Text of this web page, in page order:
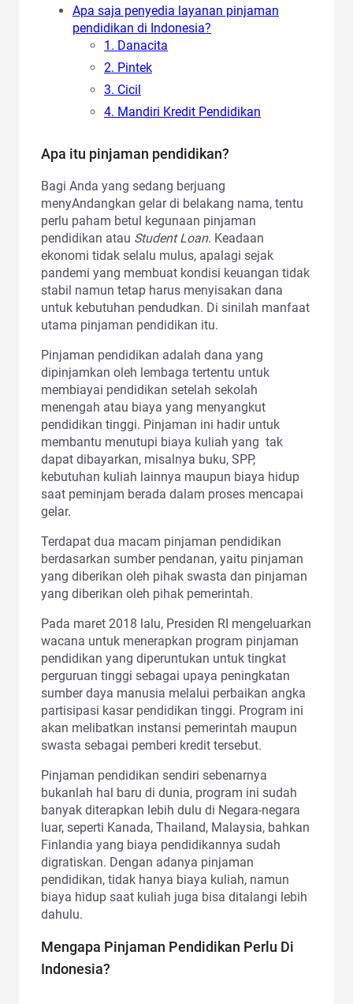
Apa saja penyedia layanan pinjaman
pendidikan di Indonesia?
1. Danacita
2. Pintek
3. Cicil
4. Mandiri Kredit Pendidikan
Apa itu pinjaman pendidikan?
Bagi Anda yang sedang berjuang
menyAndangkan gelar di belakang nama, tentu
perlu paham betul kegunaan pinjaman
pendidikan atau Student Loan. Keadaan
ekonomi tidak selalu mulus, apalagi sejak
pandemi yang membuat kondisi keuangan tidak
stabil namun tetap harus menyisakan dana
untuk kebutuhan pendudkan. Di sinilah manfaat
utama pinjaman pendidikan itu.
Pinjaman pendidikan adalah dana yang
dipinjamkan oleh lembaga tertentu untuk
membiayai pendidikan setelah sekolah
menengah atau biaya yang menyangkut
pendidikan tinggi. Pinjaman ini hadir untuk
membantu menutupi biaya kuliah yang tak
dapat dibayarkan, misalnya buku, SPP,
kebutuhan kuliah lainnya maupun biaya hidup
saat peminjam berada dalam proses mencapai
gelar.
Terdapat dua macam pinjaman pendidikan
berdasarkan sumber pendanan, yaitu pinjaman
yang diberikan oleh pihak swasta dan pinjaman
yang diberikan oleh pihak pemerintah.
Pada maret 2018 lalu, Presiden RI mengeluarkan
wacana untuk menerapkan program pinjaman
pendidikan yang diperuntukan untuk tingkat
perguruan tinggi sebagai upaya peningkatan
sumber daya manusia melalui perbaikan angka
partisipasi kasar pendidikan tinggi. Program ini
akan melibatkan instansi pemerintah maupun
swasta sebagai pemberi kredit tersebut.
Pinjaman pendidikan sendiri sebenarnya
bukanlah hal baru di dunia, program ini sudah
banyak diterapkan lebih dulu di Negara-negara
luar, seperti Kanada, Thailand, Malaysia, bahkan
Finlandia yang biaya pendidikannya sudah
digratiskan. Dengan adanya pinjaman
pendidikan, tidak hanya biaya kuliah, namun
biaya hidup saat kuliah juga bisa ditalangi lebih
dahulu.
Mengapa Pinjaman Pendidikan Perlu Di
Indonesia?